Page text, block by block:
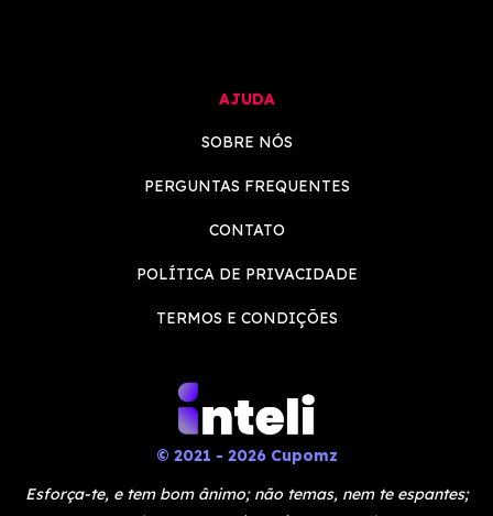
AJUDA
SOBRE NÓS
PERGUNTAS FREQUENTES
CONTATO
POLÍTICA DE PRIVACIDADE
TERMOS E CONDIÇÕES
© 2021 - 2026 Cupomz
Esforça-te, e tem bom ânimo; não temas, nem te espantes;